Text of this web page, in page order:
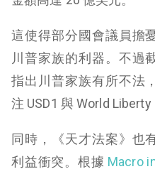
這使得部分國會議員擔
川普家族的利器。不過
指出川普家族有所不法
注 USD1 與 World Liberty
同時，《天才法案》也
利益衝突。根據 Macro